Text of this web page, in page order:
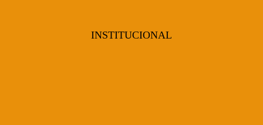
INSTITUCIONAL